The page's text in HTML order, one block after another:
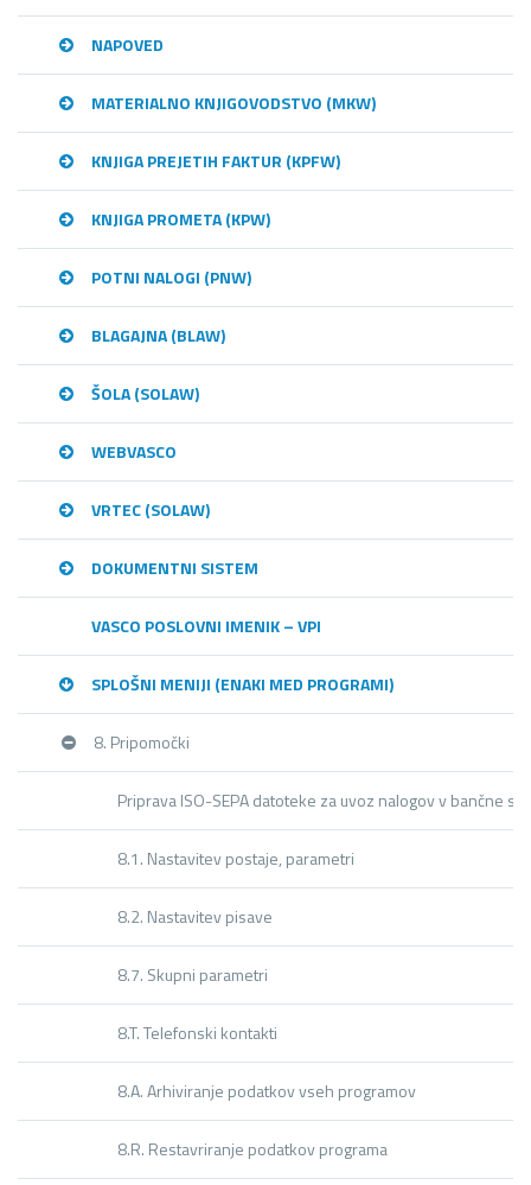
NAPOVED
MATERIALNO KNJIGOVODSTVO (MKW)
KNJIGA PREJETIH FAKTUR (KPFW)
KNJIGA PROMETA (KPW)
POTNI NALOGI (PNW)
BLAGAJNA (BLAW)
ŠOLA (SOLAW)
WEBVASCO
VRTEC (SOLAW)
DOKUMENTNI SISTEM
VASCO POSLOVNI IMENIK – VPI
SPLOŠNI MENIJI (ENAKI MED PROGRAMI)
8. Pripomočki
Priprava ISO-SEPA datoteke za uvoz nalogov v bančne
8.1. Nastavitev postaje, parametri
8.2. Nastavitev pisave
8.7. Skupni parametri
8.T. Telefonski kontakti
8.A. Arhiviranje podatkov vseh programov
8.R. Restavriranje podatkov programa